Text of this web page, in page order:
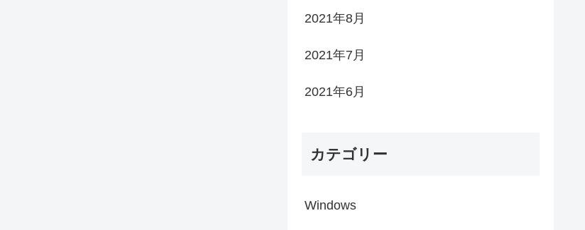
2021年8月
2021年7月
2021年6月
カテゴリー
Windows